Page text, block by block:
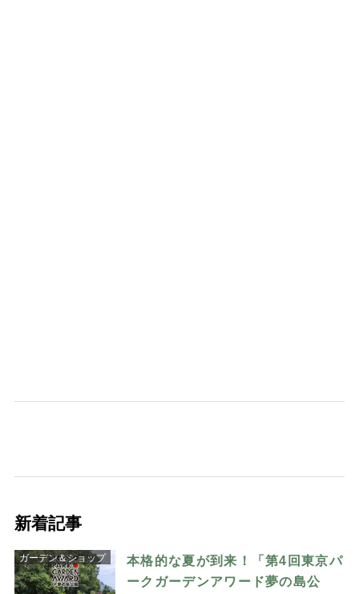
新着記事
ガーデン＆ショップ
本格的な夏が到来！「第4回東京パ
ークガーデンアワード夢の島公